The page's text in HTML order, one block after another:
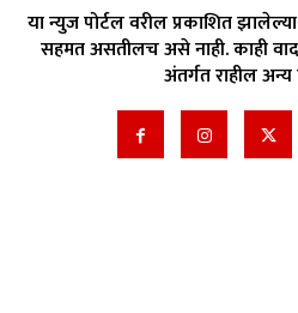
या न्युज पोर्टल वरील प्रकाशित
सहमत असतीलच असे नाही. काही
अंतर्गत राहील